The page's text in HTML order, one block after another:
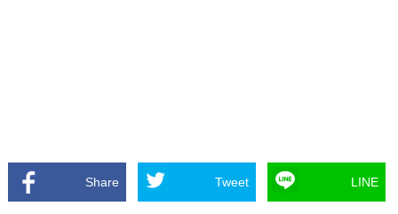
Share Tweet LINE